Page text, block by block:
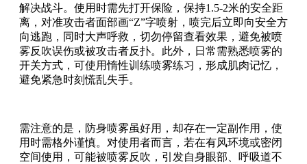
解决战斗。使用时需先打开保险，保持1.5-2米的安全距
离，对准攻击者面部画“Z”字喷射，喷完后立即向安全方
向逃跑，同时大声呼救，切勿停留查看效果，避免被喷
雾反吹误伤或被攻击者反扑。此外，日常需熟悉喷雾的
开关方式，可使用惰性训练喷雾练习，形成肌肉记忆，
避免紧急时刻慌乱失手。
需注意的是，防身喷雾虽好用，却存在一定副作用，使
用时需格外谨慎。对使用者而言，若在有风环境或密闭
空间使用，可能被喷雾反吹，引发自身眼部、呼吸道不